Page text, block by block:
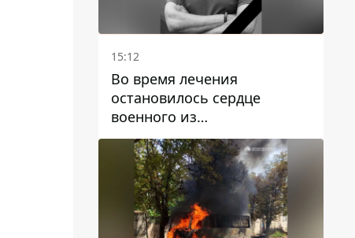
15:12
Во время лечения
остановилось сердце
военного из
Днепропетровской области
Ростислава Лупашко